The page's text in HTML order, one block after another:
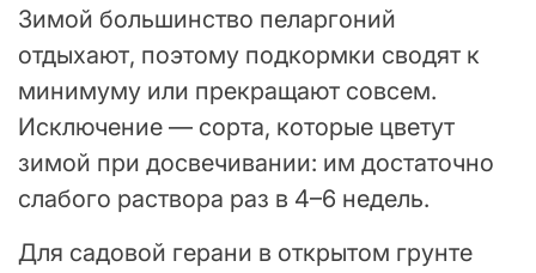
Зимой большинство пеларгоний
отдыхают, поэтому подкормки сводят к
минимуму или прекращают совсем.
Исключение — сорта, которые цветут
зимой при досвечивании: им достаточно
слабого раствора раз в 4–6 недель.
Для садовой герани в открытом грунте